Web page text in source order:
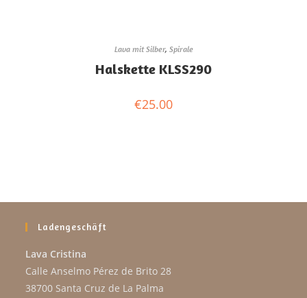
Lava mit Silber, Spirale
Halskette KLSS290
€25.00
Ladengeschäft
Lava Cristina
Calle Anselmo Pérez de Brito 28
38700 Santa Cruz de La Palma